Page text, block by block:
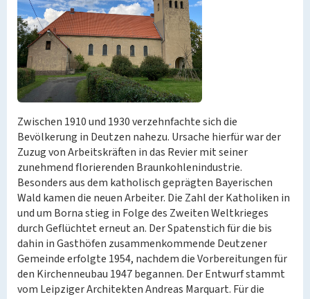
Zwischen 1910 und 1930 verzehnfachte sich die
Bevölkerung in Deutzen nahezu. Ursache hierfür war der
Zuzug von Arbeitskräften in das Revier mit seiner
zunehmend florierenden Braunkohlenindustrie.
Besonders aus dem katholisch geprägten Bayerischen
Wald kamen die neuen Arbeiter. Die Zahl der Katholiken in
und um Borna stieg in Folge des Zweiten Weltkrieges
durch Geflüchtet erneut an. Der Spatenstich für die bis
dahin in Gasthöfen zusammenkommende Deutzener
Gemeinde erfolgte 1954, nachdem die Vorbereitungen für
den Kirchenneubau 1947 begannen. Der Entwurf stammt
vom Leipziger Architekten Andreas Marquart. Für die